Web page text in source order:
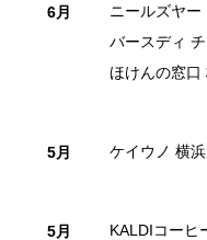
6月
ニールズヤ
バースディ
ほけんの窓口
5月 ケイウノ 横
5月
KALDIコーヒ